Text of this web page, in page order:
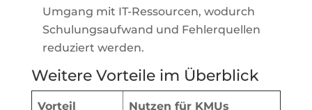
Umgang mit IT-Ressourcen, wodurch
Schulungsaufwand und Fehlerquellen
reduziert werden.
Weitere Vorteile im Überblick
Vorteil Nutzen für KMUs